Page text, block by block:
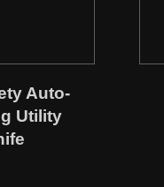
Auto-
Utility